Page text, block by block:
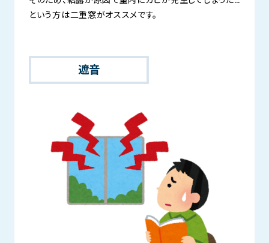
という方は二重窓がオススメです。
遮音